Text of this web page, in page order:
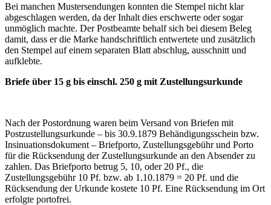
Bei manchen Mustersendungen konnten die Stempel nicht klar
abgeschlagen werden, da der Inhalt dies erschwerte oder sogar
unmöglich machte. Der Postbeamte behalf sich bei diesem Beleg
damit, dass er die Marke handschriftlich entwertete und zusätzlich
den Stempel auf einem separaten Blatt abschlug, ausschnitt und
aufklebte.
Briefe über 15 g bis einschl. 250 g mit Zustellungsurkunde
Nach der Postordnung waren beim Versand von Briefen mit
Postzustellungsurkunde – bis 30.9.1879 Behändigungsschein bzw.
Insinuationsdokument – Briefporto, Zustellungsgebühr und Porto
für die Rücksendung der Zustellungsurkunde an den Absender zu
zahlen. Das Briefporto betrug 5, 10, oder 20 Pf., die
Zustellungsgebühr 10 Pf. bzw. ab 1.10.1879 = 20 Pf. und die
Rücksendung der Urkunde kostete 10 Pf. Eine Rücksendung im Ort
erfolgte portofrei.